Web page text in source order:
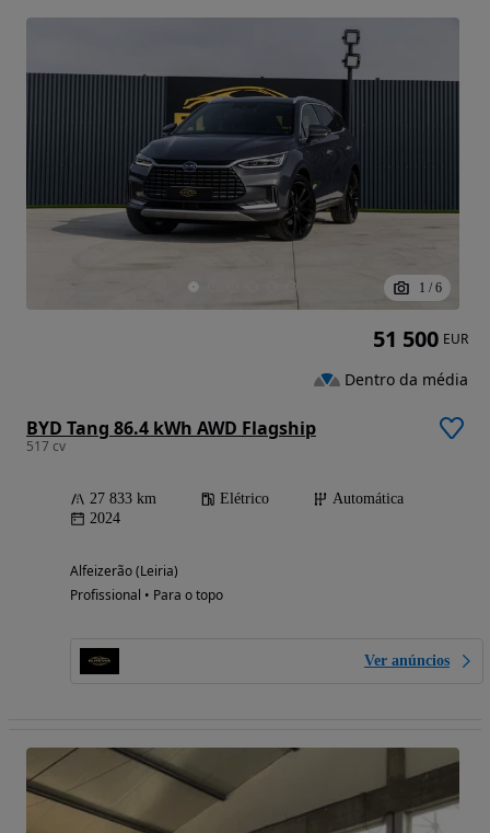
1 / 6
BYD Tang 86.4 kWh AWD Flagship
517 cv
27 833 km Elétrico
Automática
2024
Alfeizerão (Leiria)
Profissional • Para o topo
Ver anúncios
51 500 EUR
Dentro da média